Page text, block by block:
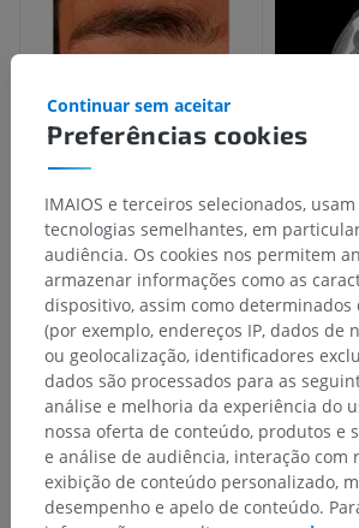
Preferências cookies
Continuar sem aceitar
IMAIOS e terceiros selecionados,
tecnologias semelhantes, em
audiência. Os cookies nos permitem
armazenar informações como as
dispositivo, assim como determinados
(por exemplo, endereços IP, dados de
ou geolocalização, identificadores
dados são processados para as
análise e melhoria da experiência do
nossa oferta de conteúdo, produtos e
e análise de audiência, interação com
exibição de conteúdo personalizado,
desempenho e apelo de conteúdo.